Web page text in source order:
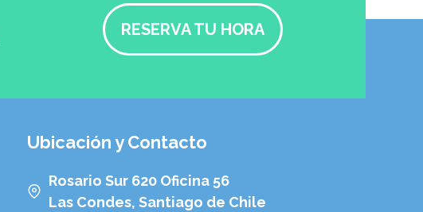
RESERVA TU HORA
Ubicación y Contacto
Rosario Sur 620 Oficina 56
Las Condes, Santiago de Chile